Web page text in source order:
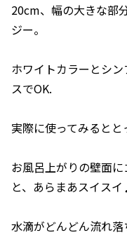
20cm、幅の大きな部
ジー。
ホワイトカラーとシ
スでOK.
実際に使ってみると
お風呂上がりの壁面
と、あらまあスイス
水滴がどんどん流れ落